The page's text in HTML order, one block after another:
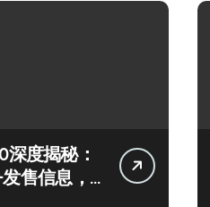
深度揭秘：
售信息，